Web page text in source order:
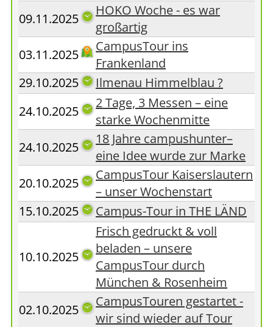
09.11.2025
HOKO Woche - es war
großartig
03.11.2025
CampusTour ins
Frankenland
29.10.2025
Ilmenau Himmelblau ?
24.10.2025
2 Tage, 3 Messen – eine
starke Wochenmitte
24.10.2025
18 Jahre campushunter–
eine Idee wurde zur Marke
20.10.2025
CampusTour Kaiserslautern
– unser Wochenstart
15.10.2025
Campus-Tour in THE LÄND
10.10.2025
Frisch gedruckt & voll
beladen – unsere
CampusTour durch
München & Rosenheim
02.10.2025
CampusTouren gestartet -
wir sind wieder auf Tour